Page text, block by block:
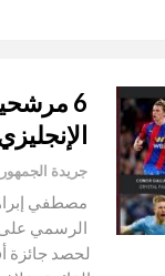
6
مصطفي
الرسمي على